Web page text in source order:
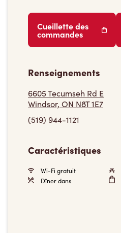
Cueillette des
commandes
Renseignements
6605 Tecumseh Rd E
Windsor, ON N8T 1E7
(519) 944-1121
Caractéristiques
Wi-Fi gratuit
Dîner dans